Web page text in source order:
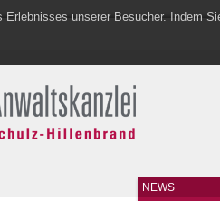
NEWS
unserer Besucher. Indem